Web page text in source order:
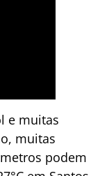
e muitas
muitas
podem